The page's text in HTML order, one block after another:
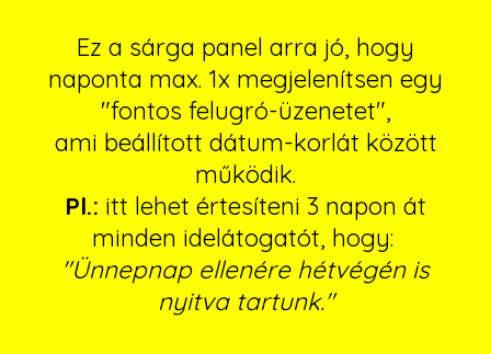
Ez a sárga panel arra jó, hogy
naponta max. 1x megjelenítsen egy
"fontos felugró-üzenetet",
ami beállított dátum-korlát között
működik.
Pl.: itt lehet értesíteni 3 napon át
minden idelátogatót, hogy:
"Ünnepnap ellenére hétvégén is
nyitva tartunk."